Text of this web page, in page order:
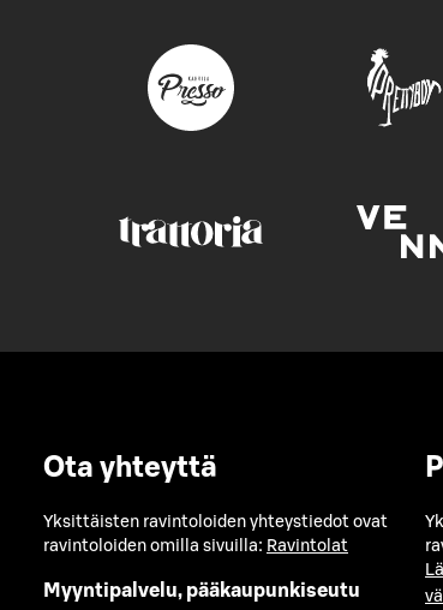
Ota yhteyttä
Yksittäisten ravintoloiden yhteystiedot ovat
ravintoloiden omilla sivuilla: Ravintolat
Myyntipalvelu, pääkaupunkiseutu